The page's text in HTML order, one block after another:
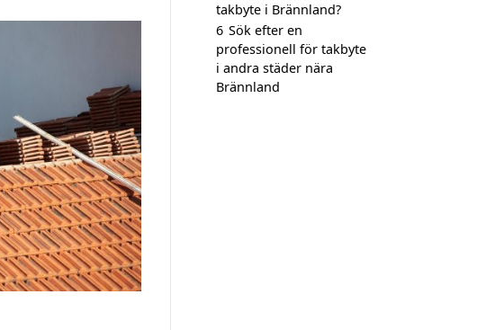
takbyte i Brännland?
6 Sök efter en
professionell för takbyte
i andra städer nära
Brännland